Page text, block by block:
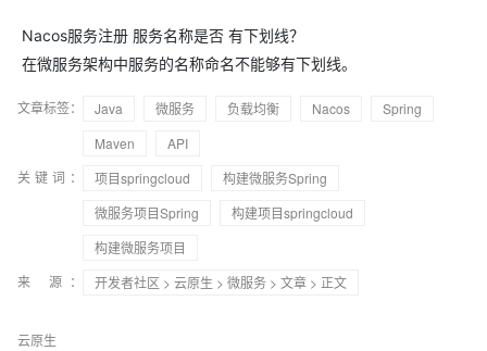
Nacos服务注册 服务名称是否 有下划线？
在微服务架构中服务的名称命名不能够有下划线。
文章标签： Java 微服务 负载均衡 Nacos
Spring
Maven
API
关键词：
项目springcloud
构建微服务Spring
微服务项目Spring
构建项目springcloud
构建微服务项目
来 源：
开发者社区 > 云原生 > 微服务 > 文章 > 正文
云原生